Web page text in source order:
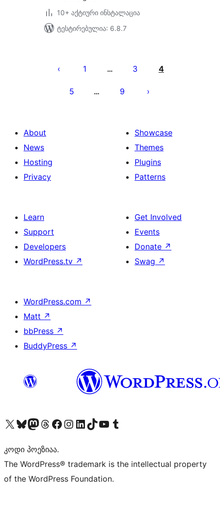
10+ აქტიური ინსტალაცია
ტესტირებულია: 6.8.7
გვერდებათ
1 … 3 4
5 … 9
About
News
Hosting
Privacy
Showcase
Themes
Plugins
Patterns
Learn
Support
Developers
WordPress.tv ↗
Get Involved
Events
Donate ↗
Swag ↗
WordPress.com ↗
Matt ↗
bbPress ↗
BuddyPress ↗
Visit our X (formerly Twitter) account
Visit our Bluesky account
Visit our Mastodon account
Visit our Threads account
Visit our Facebook page
Visit our Instagram account
Visit our LinkedIn account
Visit our TikTok account
Visit our YouTube channel
Visit our Tumblr account
კოდი პოეზიაა.
The WordPress® trademark is the intellectual property
of the WordPress Foundation.